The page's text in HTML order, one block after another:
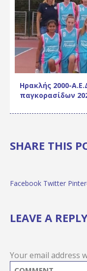
Ηρακλής 2000-
παγκορασίδων
SHARE THIS
Facebook Twitter
LEAVE A
Your email address